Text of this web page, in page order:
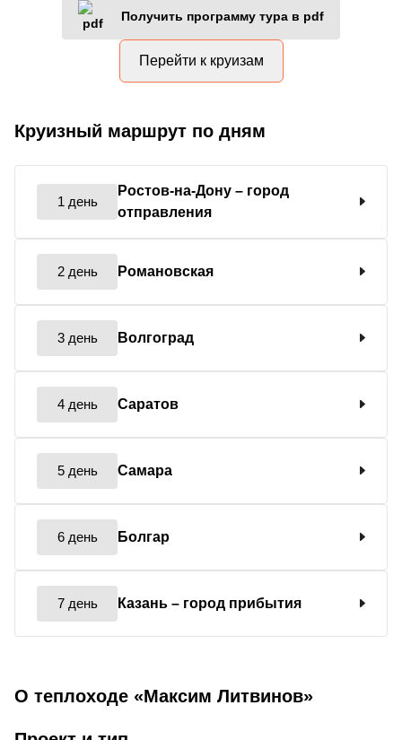
Получить программу тура в pdf
Перейти к круизам
Круизный маршрут по дням
1 день
Ростов-на-Дону – город
отправления
2 день Романовская
3 день Волгоград
4 день Саратов
5 день Самара
6 день Болгар
7 день Казань – город прибытия
О теплоходе «Максим Литвинов»